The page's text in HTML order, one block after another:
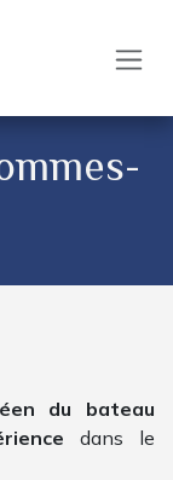
du bateau
dans le